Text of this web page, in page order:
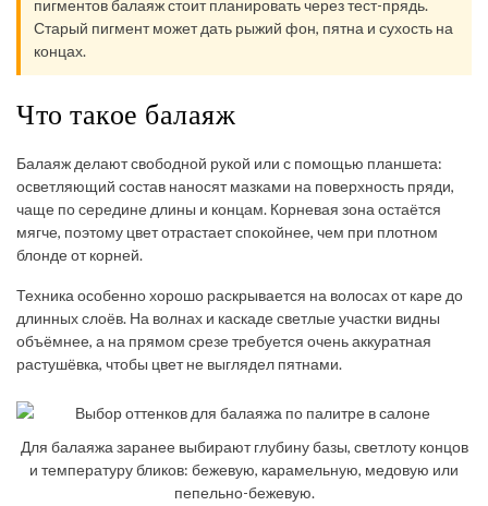
пигментов балаяж стоит планировать через тест-прядь.
Старый пигмент может дать рыжий фон, пятна и сухость на
концах.
Что такое балаяж
Балаяж делают свободной рукой или с помощью планшета:
осветляющий состав наносят мазками на поверхность пряди,
чаще по середине длины и концам. Корневая зона остаётся
мягче, поэтому цвет отрастает спокойнее, чем при плотном
блонде от корней.
Техника особенно хорошо раскрывается на волосах от каре до
длинных слоёв. На волнах и каскаде светлые участки видны
объёмнее, а на прямом срезе требуется очень аккуратная
растушёвка, чтобы цвет не выглядел пятнами.
Для балаяжа заранее выбирают глубину базы, светлоту концов
и температуру бликов: бежевую, карамельную, медовую или
пепельно-бежевую.